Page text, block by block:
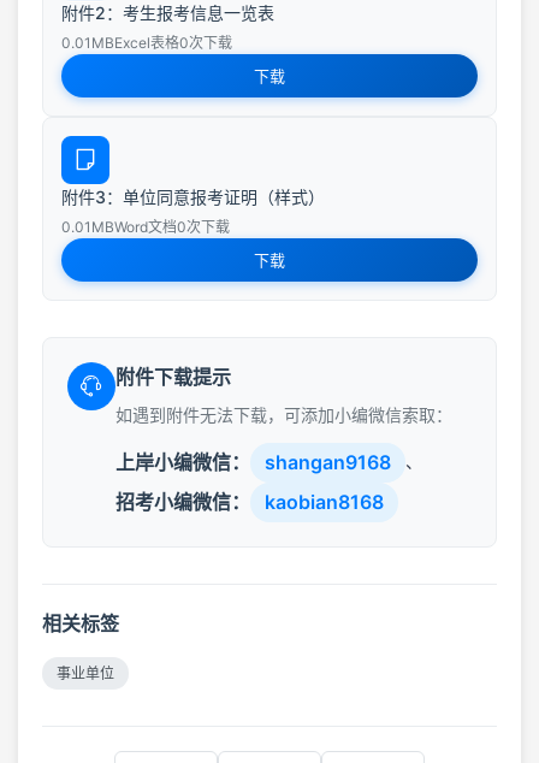
附件2：考生报考信息一览表
0.01MBExcel表格0次下载
下载
附件3：单位同意报考证明（样式）
0.01MBWord文档0次下载
下载
附件下载提示
如遇到附件无法下载，可添加小编微信索取：
上岸小编微信： shangan9168 、
招考小编微信： kaobian8168
相关标签
事业单位